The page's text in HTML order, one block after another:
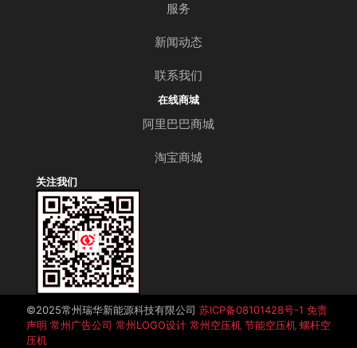
服务
新闻动态
联系我们
在线商城
阿里巴巴商城
淘宝商城
关注我们
©️2025常州瑞华新能源科技有限公司 苏ICP备08101428号-1 免责
声明 常州广告公司 常州LOGO设计 常州空压机 节能空压机 螺杆空
压机